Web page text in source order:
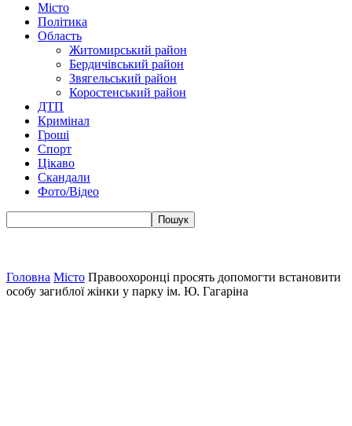
Місто
Політика
Область
Житомирський район
Бердичівський район
Звягельський район
Коростенський район
ДТП
Кримінал
Гроші
Спорт
Цікаво
Скандали
Фото/Відео
Головна Місто Правоохоронці просять допомогти встановити
особу загиблої жінки у парку ім. Ю. Гагаріна